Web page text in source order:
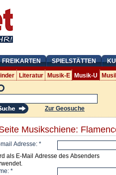
FREIKARTEN SPIELSTÄTTEN
Literatur Musik-E Musik-U
Zur Geosuche
Musikschiene:
Adresse: *
als E-Mail Adresse des Absenders
*